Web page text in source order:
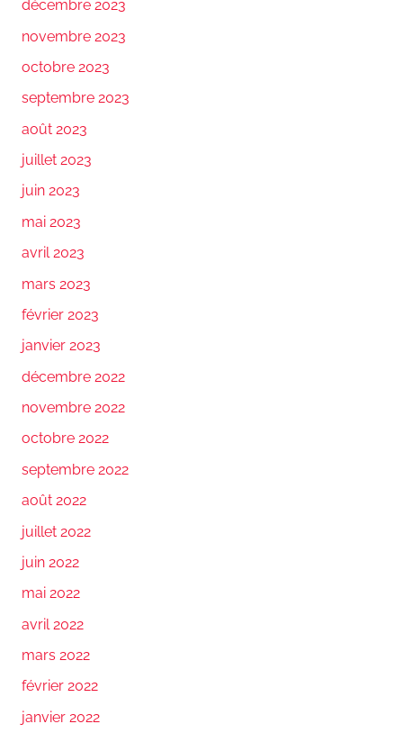
décembre 2023
novembre 2023
octobre 2023
septembre 2023
août 2023
juillet 2023
juin 2023
mai 2023
avril 2023
mars 2023
février 2023
janvier 2023
décembre 2022
novembre 2022
octobre 2022
septembre 2022
août 2022
juillet 2022
juin 2022
mai 2022
avril 2022
mars 2022
février 2022
janvier 2022